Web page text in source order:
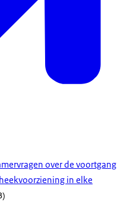
over de voortgang
in elke